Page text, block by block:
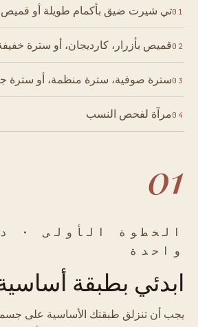
01تي شيرت ضيق بأكمام طويلة أو قميص
02قميص بأزرار، كارديجان، أو سترة
03سترة صوفية، سترة منظمة، أو سترة
04مرآة لفحص النسب
01
الخطوة الأولى ·
واحدة
ابدئي بطبقة
يجب أن تنزلق طبقتك الأساسية على